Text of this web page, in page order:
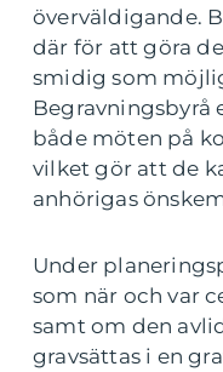
överväldigande.
där för att göra
smidig som
både möten på
vilket gör att de
anhörigas
Under
som när och var
samt om den
gravsättas i en